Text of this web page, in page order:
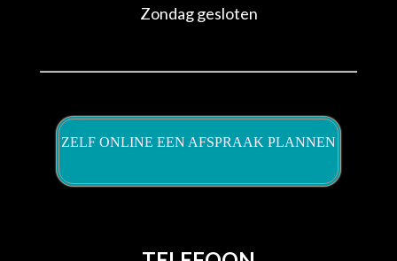
Zondag gesloten
ZELF ONLINE EEN AFSPRAAK PLANNEN